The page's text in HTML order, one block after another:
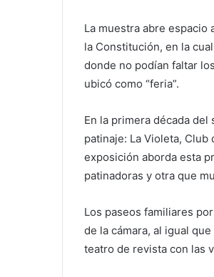
La muestra abre espacio
la Constitución, en la
donde no podían faltar
ubicó como “feria”.
En la primera década
patinaje: La Violeta,
exposición aborda esta
patinadoras y otra que
Los paseos familiares
de la cámara, al igual
teatro de revista con las